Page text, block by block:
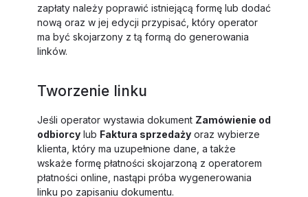
zapłaty należy poprawić istniejącą formę lub dodać
nową oraz w jej edycji przypisać, który operator
ma być skojarzony z tą formą do generowania
linków.
Tworzenie linku
Jeśli operator wystawia dokument Zamówienie od
odbiorcy lub Faktura sprzedaży oraz wybierze
klienta, który ma uzupełnione dane, a także
wskaże formę płatności skojarzoną z operatorem
płatności online, nastąpi próba wygenerowania
linku po zapisaniu dokumentu.